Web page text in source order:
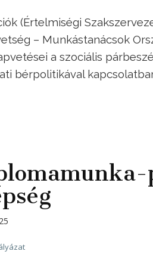
(Értelmiségi
– Munkástanácsok
a szociális
bérpolitikával